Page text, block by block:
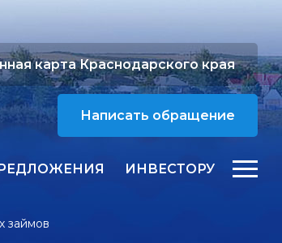
карта Краснодарского края
Написать обращение
ИНВЕСТОРУ
займов